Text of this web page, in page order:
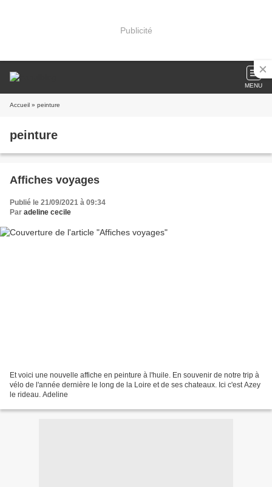
Publicité
MENU
Accueil » peinture
peinture
Affiches voyages
Publié le 21/09/2021 à 09:34
Par adeline cecile
Et voici une nouvelle affiche en peinture à l'huile. En souvenir de notre trip à
vélo de l'année dernière le long de la Loire et de ses chateaux. Ici c'est Azey
le rideau. Adeline